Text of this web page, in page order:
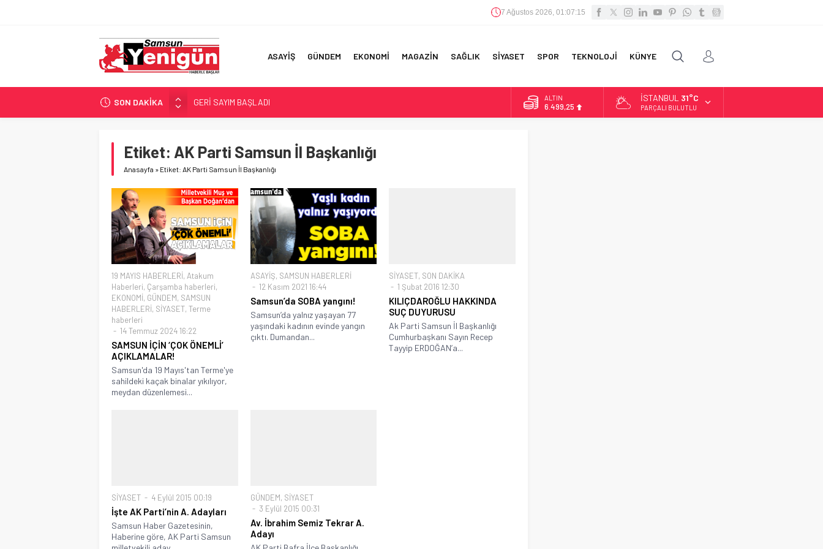
7 Ağustos 2026, 01:07:15
ASAYİŞ GÜNDEM EKONOMİ MAGAZİN SAĞLIK SİYASET SPOR TEKNOLOJİ KÜNYE
SON DAKİKA
GERİ SAYIM BAŞLADI
SAMSUNSPOR’DA HEDEF 5’İNCİLİK!
İŞTE FINDIK FİYATI!
YÖNETİCİ SEÇERKEN YAPILAN EN BÜYÜK HATALAR
ALTIN
6.499,25
İSTANBUL 31°C
PARÇALI BULUTLU
Etiket: AK Parti Samsun İl Başkanlığı
Anasayfa » Etiket: AK Parti Samsun İl Başkanlığı
19 MAYIS HABERLERİ, Atakum
Haberleri, Çarşamba haberleri,
EKONOMİ, GÜNDEM, SAMSUN
HABERLERİ, SİYASET, Terme
haberleri
14 Temmuz 2024 16:22
SAMSUN İÇİN ‘ÇOK ÖNEMLİ’
AÇIKLAMALAR!
Samsun'da 19 Mayıs'tan Terme'ye
sahildeki kaçak binalar yıkılıyor,
meydan düzenlemesi...
ASAYİŞ, SAMSUN HABERLERİ
12 Kasım 2021 16:44
Samsun’da SOBA yangını!
Samsun’da yalnız yaşayan 77
yaşındaki kadının evinde yangın
çıktı. Dumandan...
SİYASET, SON DAKİKA
1 Şubat 2016 12:30
KILIÇDAROĞLU HAKKINDA
SUÇ DUYURUSU
Ak Parti Samsun İl Başkanlığı
Cumhurbaşkanı Sayın Recep
Tayyip ERDOĞAN’a...
SİYASET 4 Eylül 2015 00:19
İşte AK Parti’nin A. Adayları
Samsun Haber Gazetesinin,
Haberine göre, AK Parti Samsun
GÜNDEM, SİYASET
3 Eylül 2015 00:31
Av. İbrahim Semiz Tekrar A.
Adayı